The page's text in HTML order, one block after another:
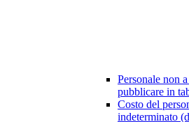
Personale non
pubblicare in
Costo del
indeterminato